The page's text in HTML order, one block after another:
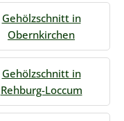
Gehölzschnitt in
Obernkirchen
Gehölzschnitt in
Rehburg-Loccum